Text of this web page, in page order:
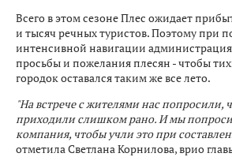
Всего в этом сезоне Плес ожидает
и тысяч речных туристов. Поэтому при
интенсивной навигации администрация
просьбы и пожелания плесян - чтобы
городок оставался таким же все лето.
"На встрече с жителями нас попросили,
приходили слишком рано. И мы
компания, чтобы учли это при
отметила Светлана Корнилова, врио